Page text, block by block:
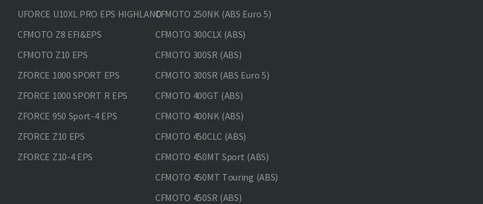
UFORCE U10XL PRO EPS HIGHLAND
CFMOTO Z8 EFI&EPS
CFMOTO Z10 EPS
ZFORCE 1000 SPORT EPS
ZFORCE 1000 SPORT R EPS
ZFORCE 950 Sport-4 EPS
ZFORCE Z10 EPS
ZFORCE Z10-4 EPS
CFMOTO 250NK (ABS Euro 5)
CFMOTO 300CLX (ABS)
CFMOTO 300SR (ABS)
CFMOTO 300SR (ABS Euro 5)
CFMOTO 400GT (ABS)
CFMOTO 400NK (ABS)
CFMOTO 450CLC (ABS)
CFMOTO 450MT Sport (ABS)
CFMOTO 450MT Touring (ABS)
CFMOTO 450SR (ABS)